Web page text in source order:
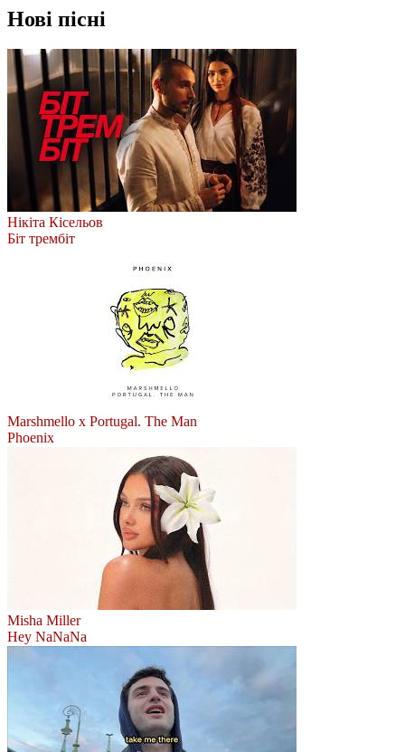
Нові пісні
Нікіта Кісельов
Біт трембіт
Marshmello x Portugal. The Man
Phoenix
Misha Miller
Hey NaNaNa